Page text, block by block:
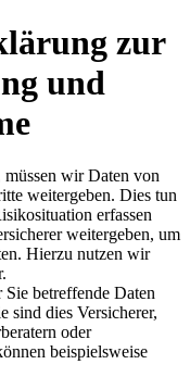
zur
und
wir Daten von
weitergeben. Dies tun
erfassen
weitergeben, um
Hierzu nutzen wir
betreffende Daten
sind dies Versicherer,
oder
beispielsweise